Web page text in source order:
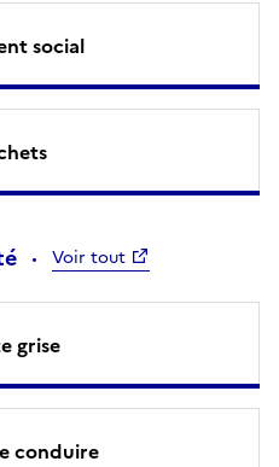
social
Voir tout
grise
conduire